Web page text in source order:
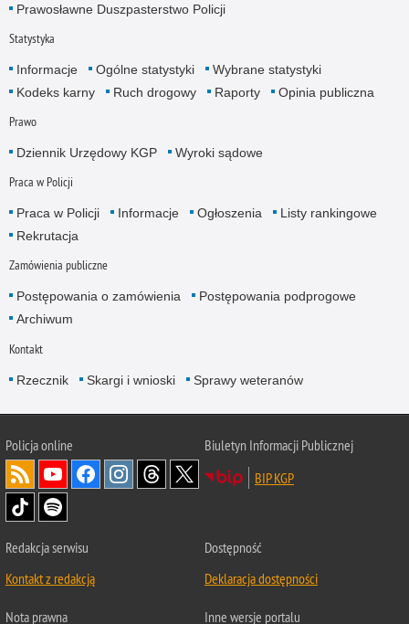
Prawosławne Duszpasterstwo Policji
Statystyka
Informacje Ogólne statystyki
Wybrane statystyki
Kodeks karny
Ruch drogowy Raporty Opinia publiczna
Prawo
Dziennik Urzędowy KGP Wyroki sądowe
Praca w Policji
Praca w Policji Informacje Ogłoszenia
Listy rankingowe
Rekrutacja
Zamówienia publiczne
Postępowania o zamówienia
Postępowania podprogowe
Archiwum
Kontakt
Rzecznik Skargi i wnioski Sprawy weteranów
Policjaonline
Biuletyn Informacji Publicznej
BIP KGP
Redakcja serwisu
Kontakt z redakcją
Dostępność
Deklaracja dostępności
Nota prawna Inne wersje portalu